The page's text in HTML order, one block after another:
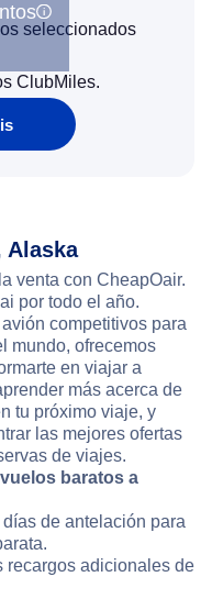
seleccionados
ClubMiles.
Alaska
venta con CheapOair.
por todo el año.
competitivos para
mundo, ofrecemos
en viajar a
más acerca de
tu próximo viaje, y
las mejores ofertas
de viajes.
baratos a
de antelación para
recargos adicionales de